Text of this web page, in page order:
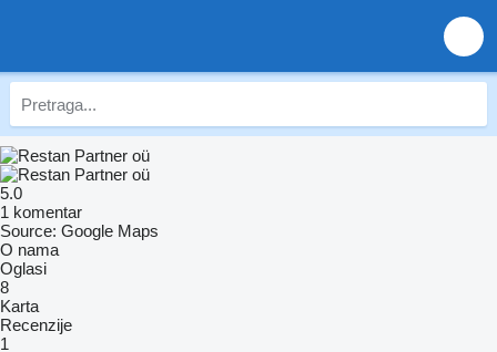
5.0
1 komentar
Source: Google Maps
O nama
Oglasi
8
Karta
Recenzije
1